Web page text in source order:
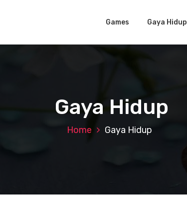
Games Gaya Hidup
Gaya Hidup
Home Gaya Hidup